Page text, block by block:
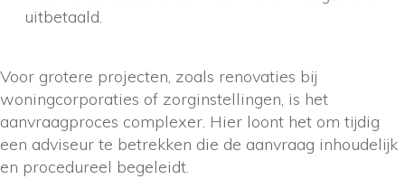
uitbetaald.
Voor grotere projecten, zoals renovaties bij
woningcorporaties of zorginstellingen, is het
aanvraagproces complexer. Hier loont het om tijdig
een adviseur te betrekken die de aanvraag inhoudelijk
en procedureel begeleidt.